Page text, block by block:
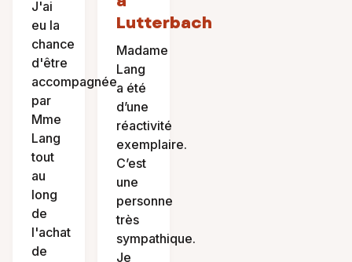
J'ai
eu la
chance
d'être
accompagnée
par
Mme
Lang
tout
au
long
de
l'achat
de
Lutterbach
Madame
Lang
a été
d’une
réactivité
exemplaire.
C’est
une
personne
très
sympathique.
Je